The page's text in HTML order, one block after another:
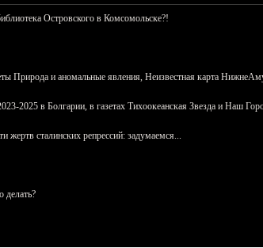
Островского в Комсомольске?!
Природа и аномальные явления, Неизвестная карта
2025 в Болгарии, в газетах Тихоокеанская Звезда и Наш
жертв сталинских репрессий: задумаемся...
делать?